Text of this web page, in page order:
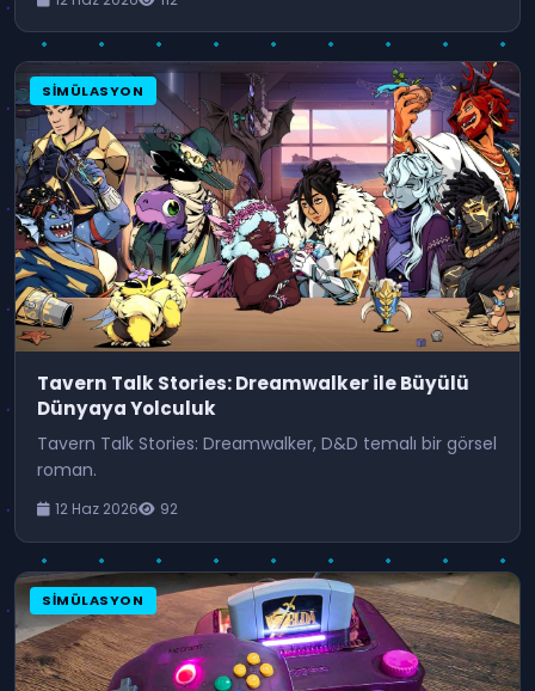
SIMÜLASYON
Tavern Talk Stories: Dreamwalker ile Büyülü
Dünyaya Yolculuk
Tavern Talk Stories: Dreamwalker, D&D temalı bir görsel
roman.
12 Haz 2026 92
SIMÜLASYON